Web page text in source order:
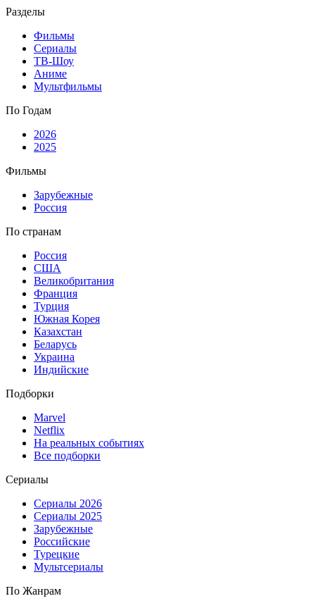
Разделы
Фильмы
Сериалы
ТВ-Шоу
Аниме
Мультфильмы
По Годам
2026
2025
Фильмы
Зарубежные
Россия
По странам
Россия
США
Великобритания
Франция
Турция
Южная Корея
Казахстан
Беларусь
Украина
Индийские
Подборки
Marvel
Netflix
На реальных событиях
Все подборки
Сериалы
Сериалы 2026
Сериалы 2025
Зарубежные
Российские
Турецкие
Мультсериалы
По Жанрам